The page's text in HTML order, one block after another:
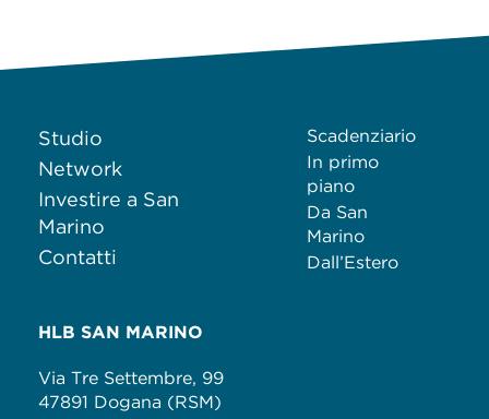
Studio
Network
Investire a San
Marino
Contatti
Scadenziario
In primo
piano
Da San
Marino
Dall’Estero
HLB SAN MARINO
Via Tre Settembre, 99
47891 Dogana (RSM)